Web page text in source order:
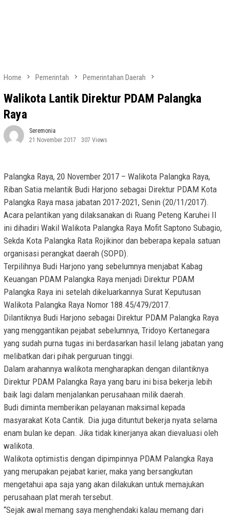
Home Pemerintah Pemerintahan Daerah
Walikota Lantik Direktur PDAM Palangka
Raya
Seremonia
21 November 2017
307 Views
Palangka Raya, 20 November 2017 – Walikota Palangka Raya,
Riban Satia melantik Budi Harjono sebagai Direktur PDAM Kota
Palangka Raya masa jabatan 2017-2021, Senin (20/11/2017).
Acara pelantikan yang dilaksanakan di Ruang Peteng Karuhei II
ini dihadiri Wakil Walikota Palangka Raya Mofit Saptono Subagio,
Sekda Kota Palangka Rata Rojikinor dan beberapa kepala satuan
organisasi perangkat daerah (SOPD).
Terpilihnya Budi Harjono yang sebelumnya menjabat Kabag
Keuangan PDAM Palangka Raya menjadi Direktur PDAM
Palangka Raya ini setelah dikeluarkannya Surat Keputusan
Walikota Palangka Raya Nomor 188.45/479/2017.
Dilantiknya Budi Harjono sebagai Direktur PDAM Palangka Raya
yang menggantikan pejabat sebelumnya, Tridoyo Kertanegara
yang sudah purna tugas ini berdasarkan hasil lelang jabatan yang
melibatkan dari pihak perguruan tinggi.
Dalam arahannya walikota mengharapkan dengan dilantiknya
Direktur PDAM Palangka Raya yang baru ini bisa bekerja lebih
baik lagi dalam menjalankan perusahaan milik daerah.
Budi diminta memberikan pelayanan maksimal kepada
masyarakat Kota Cantik. Dia juga dituntut bekerja nyata selama
enam bulan ke depan. Jika tidak kinerjanya akan dievaluasi oleh
walikota.
Walikota optimistis dengan dipimpinnya PDAM Palangka Raya
yang merupakan pejabat karier, maka yang bersangkutan
mengetahui apa saja yang akan dilakukan untuk memajukan
perusahaan plat merah tersebut.
“Sejak awal memang saya menghendaki kalau memang dari